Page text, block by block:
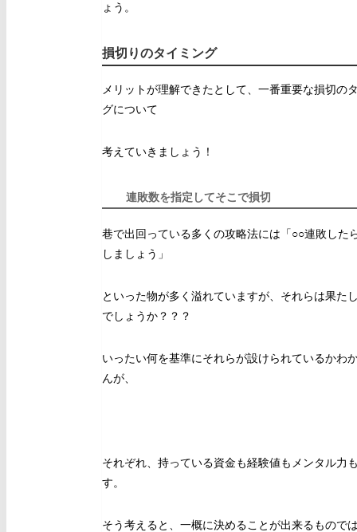
ょう。
損切りのタイミング
メリットが理解できたとして、一番重要な損切の
グについて
考えていきましょう！
連敗数を指定してそこで損切
巷で出回っている多くの攻略法には「○○連敗した
しましょう」
といった物が多く溢れていますが、それらは果た
でしょうか？？？
いったい何を基準にそれらが設けられているかわ
んが、
それぞれ、持っている資金も経験値もメンタル力
す。
そう考えると、一概に決めることが出来るもので